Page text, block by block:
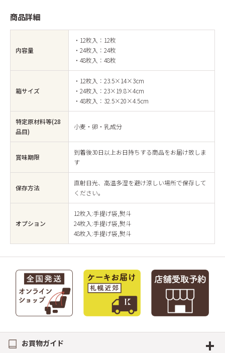
商品詳細
内容量
・12枚入：12枚
・24枚入：24枚
・48枚入：48枚
箱サイズ
・12枚入：23.5×14×3cm
・24枚入：23×19.8×4cm
・48枚入：32.5×20×4.5cm
特定原材料等(28
品目)
小麦・卵・乳成分
賞味期限
到着後30日以上お日持ちする商品をお届け致しま
す
保存方法
直射日光、高温多湿を避け涼しい場所で保存して
ください。
オプション
12枚入:手提げ袋,熨斗
24枚入:手提げ袋,熨斗
48枚入:手提げ袋,熨斗
お買物ガイド +